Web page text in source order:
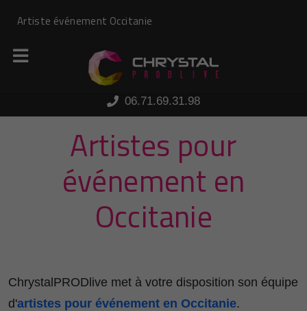
Artiste événement Occitanie
06.71.69.31.98
Artistes pour
événement en
Occitanie
ChrystalPRODlive met à votre disposition son équipe
d'artistes pour événement en Occitanie.